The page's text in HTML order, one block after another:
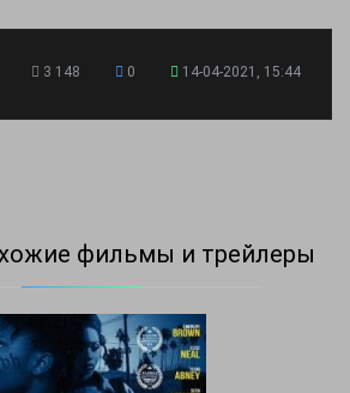
3 148 0 14-04-2021, 15:44
фильмы и трейлеры